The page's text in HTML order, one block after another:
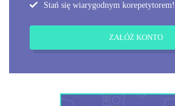
Stań się wiarygodnym korepetytorem!
ZAŁÓŻ KONTO